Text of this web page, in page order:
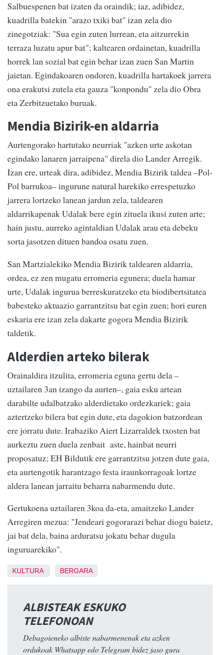
Salbuespenen bat izaten da oraindik; iaz, adibidez,
kuadrilla batekin "arazo txiki bat" izan zela dio
zinegotziak: "Sua egin zuten lurrean, eta aitzurrekin
terraza luzatu apur bat"; kaltearen ordainetan, kuadrilla
horrek lan sozial bat egin behar izan zuen San Martin
jaietan. Egindakoaren ondoren, kuadrilla hartakoek jarrera
ona erakutsi zutela eta gauza "konpondu" zela dio Obra
eta Zerbitzuetako buruak.
Mendia Bizirik-en aldarria
Aurtengorako hartutako neurriak "azken urte askotan
egindako lanaren jarraipena" direla dio Lander Arregik.
Izan ere, urteak dira, adibidez, Mendia Bizirik taldea –Pol-
Pol barrukoa– ingurune natural harekiko errespetuzko
jarrera lortzeko lanean jardun zela, taldearen
aldarrikapenak Udalak bere egin zituela ikusi zuten arte;
hain justu, aurreko agintaldian Udalak arau eta debeku
sorta jasotzen dituen bandoa osatu zuen.
San Martzialekiko Mendia Bizirik taldearen aldarria,
ordea, ez zen mugatu erromeria egunera; duela hamar
urte, Udalak ingurua berreskuratzeko eta biodibertsitatea
babesteko aktuazio garrantzitsu bat egin zuen; hori euren
eskaria ere izan zela dakarte gogora Mendia Bizirik
taldetik.
Alderdien arteko bilerak
Orainaldira itzulita, erromeria eguna gertu dela –
uztailaren 3an izango da aurten–, gaia esku artean
darabilte udalbatzako alderdietako ordezkariek; gaia
aztertzeko bilera bat egin dute, eta dagokion batzordean
ere jorratu dute. Irabaziko Aiert Lizarraldek txosten bat
aurkeztu zuen duela zenbait aste, hainbat neurri
proposatuz; EH Bildutik ere garrantzitsu jotzen dute gaia,
eta aurtengotik harantzago festa iraunkorragoak lortze
aldera lanean jarraitu beharra nabarmendu dute.
Gertukoena uztailaren 3koa da-eta, amaitzeko Lander
Arregiren mezua: "Jendeari gogorarazi behar diogu baietz,
jai bat dela, baina arduratsu jokatu behar dugula
inguruarekiko".
KULTURA BERGARA
ALBISTEAK ESKUKO
TELEFONOAN
Debagoieneko albiste nabarmenenak eta azken
ordukoak Whatsapp edo Telegram bidez jaso gura